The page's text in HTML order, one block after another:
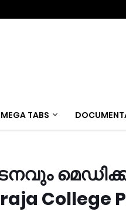
MEGA TABS
College